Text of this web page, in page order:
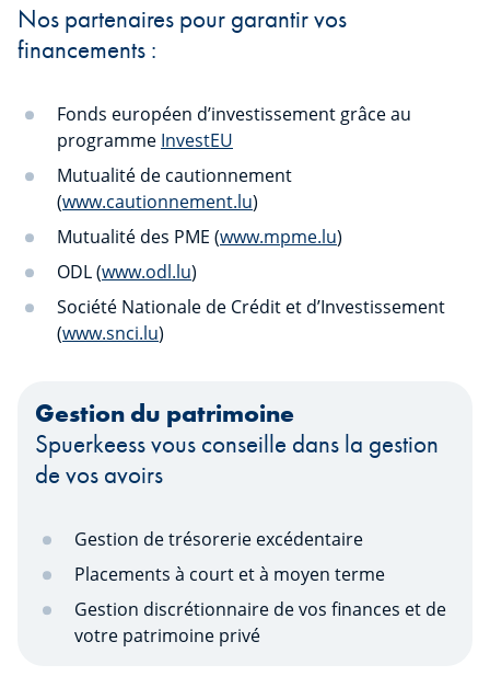
Nos partenaires pour garantir vos
financements :
Fonds européen d’investissement grâce au
programme InvestEU
Mutualité de cautionnement
(www.cautionnement.lu)
Mutualité des PME (www.mpme.lu)
ODL (www.odl.lu)
Société Nationale de Crédit et d’Investissement
(www.snci.lu)
Gestion du patrimoine
Spuerkeess vous conseille dans la gestion
de vos avoirs
Gestion de trésorerie excédentaire
Placements à court et à moyen terme
Gestion discrétionnaire de vos finances et de
votre patrimoine privé